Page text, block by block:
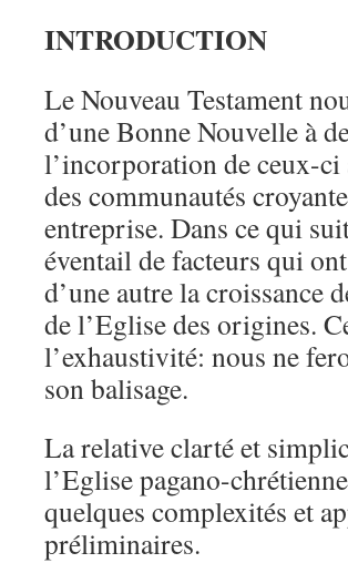
INTRODUCTION
Le Nouveau Testament
d’une Bonne Nouvelle à
l’incorporation de ceux-ci
des communautés
entreprise. Dans ce qui
éventail de facteurs qui
d’une autre la croissance
de l’Eglise des origines.
l’exhaustivité: nous ne
son balisage.
La relative clarté et
l’Eglise pagano-
quelques complexités et
préliminaires.